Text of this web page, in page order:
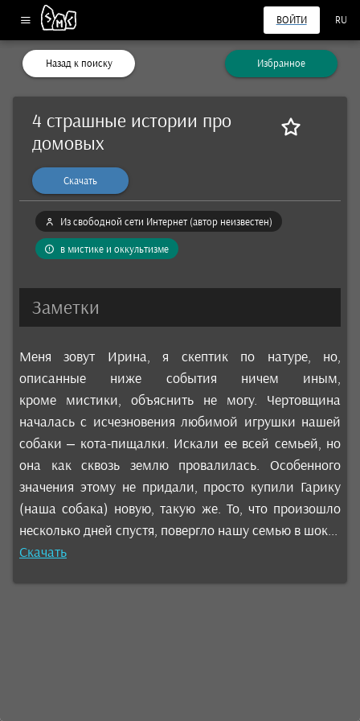
ВОЙТИ RU
Назад к поиску Избранное
4 страшные истории про
домовых
Скачать
Из свободной сети Интернет (автор неизвестен)
в мистике и оккультизме
Заметки
Меня зовут Ирина, я скептик по натуре, но,
описанные ниже события ничем иным,
кроме мистики, объяснить не могу. Чертовщина
началась с исчезновения любимой игрушки нашей
собаки – кота-пищалки. Искали ее всей семьей, но
она как сквозь землю провалилась. Особенного
значения этому не придали, просто купили Гарику
(наша собака) новую, такую же. То, что произошло
несколько дней спустя, повергло нашу семью в шок...
Скачать